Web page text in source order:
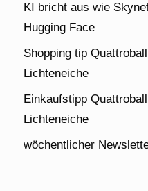
KI bricht aus wie
Hugging Face
Shopping tip
Lichteneiche
Einkaufstipp
Lichteneiche
wöchentlicher